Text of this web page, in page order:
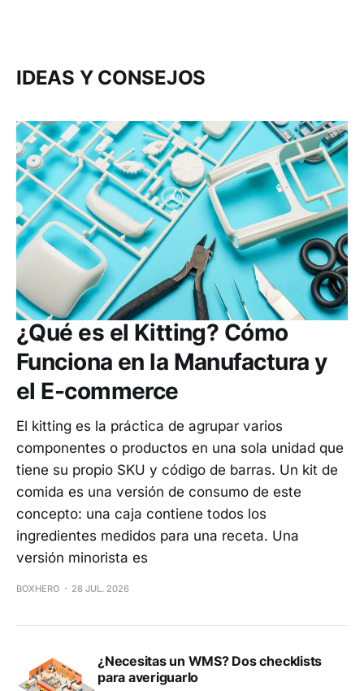
IDEAS Y CONSEJOS
¿Qué es el Kitting? Cómo
Funciona en la Manufactura y
el E-commerce
El kitting es la práctica de agrupar varios
componentes o productos en una sola unidad que
tiene su propio SKU y código de barras. Un kit de
comida es una versión de consumo de este
concepto: una caja contiene todos los
ingredientes medidos para una receta. Una
versión minorista es
BOXHERO 28 JUL. 2026
¿Necesitas un WMS? Dos checklists
para averiguarlo